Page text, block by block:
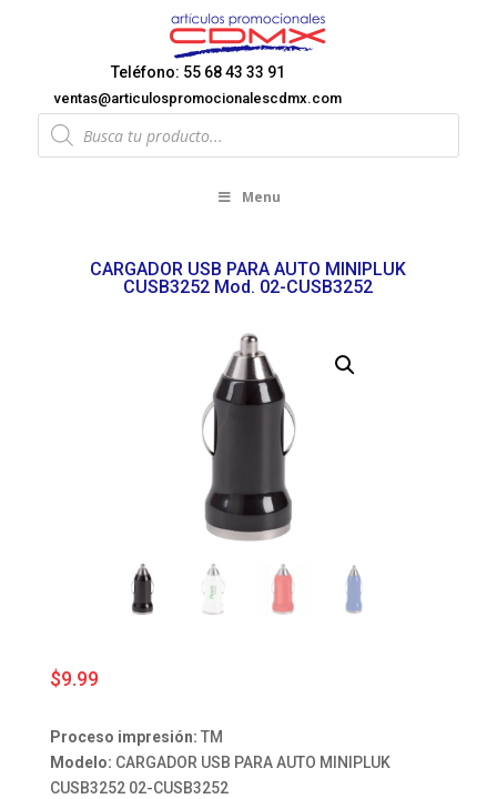
Teléfono: 55 68 43 33 91
ventas@articulospromocionalescdmx.com
Products
search
Menu
CARGADOR USB PARA AUTO MINIPLUK
CUSB3252 Mod. 02-CUSB3252
$9.99
Proceso impresión: TM
Modelo: CARGADOR USB PARA AUTO MINIPLUK
CUSB3252 02-CUSB3252